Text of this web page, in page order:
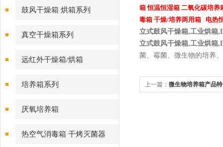
鼓风干燥箱 烘箱系列
真空干燥箱系列
远红外干燥箱/烘箱
培养箱系列
厌氧培养箱
热空气消毒箱 干烤灭菌器
箱 恒温恒湿箱 二氧化碳培养
毒箱 干燥/培养两用箱
电热
立式鼓风干燥箱,工业烘箱
立式鼓风干燥箱,工业烘箱
菌、霉菌、微生物的培养
上一篇： 微生物培养箱产品